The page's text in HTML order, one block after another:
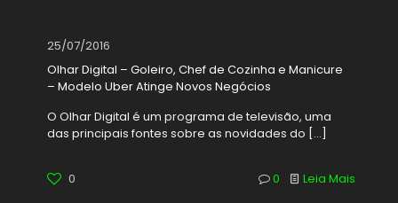
25/07/2016
Olhar Digital – Goleiro, Chef de Cozinha e Manicure
– Modelo Uber Atinge Novos Negócios
O Olhar Digital é um programa de televisão, uma
das principais fontes sobre as novidades do […]
0 0 Leia Mais